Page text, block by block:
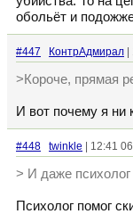
обольёт и
#447 КонтрАдмирал
>Короче, прямая
И вот почему я ни
#448 twinkle | 12:41
> И даже психолог
Психолог помог